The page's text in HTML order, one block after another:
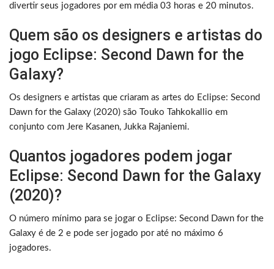
divertir seus jogadores por em média 03 horas e 20 minutos.
Quem são os designers e artistas do
jogo Eclipse: Second Dawn for the
Galaxy?
Os designers e artistas que criaram as artes do Eclipse: Second
Dawn for the Galaxy (2020) são Touko Tahkokallio em
conjunto com Jere Kasanen, Jukka Rajaniemi.
Quantos jogadores podem jogar
Eclipse: Second Dawn for the Galaxy
(2020)?
O número mínimo para se jogar o Eclipse: Second Dawn for the
Galaxy é de 2 e pode ser jogado por até no máximo 6
jogadores.